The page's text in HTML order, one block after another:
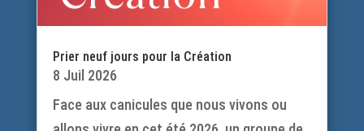
Prier neuf jours pour la Création
8 Juil 2026
Face aux canicules que nous vivons ou